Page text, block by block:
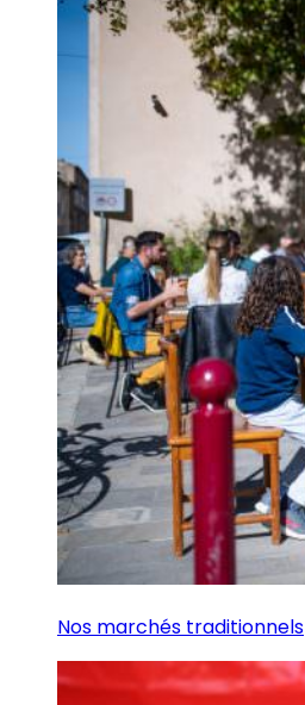
Nos marchés traditionnels